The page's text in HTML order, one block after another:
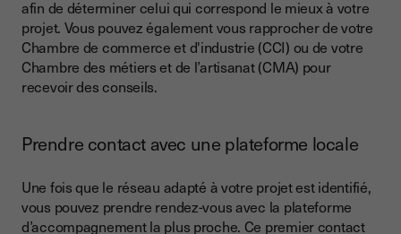
afin de déterminer celui qui correspond le mieux à votre
projet. Vous pouvez également vous rapprocher de votre
Chambre de commerce et d'industrie (CCI) ou de votre
Chambre des métiers et de l’artisanat (CMA) pour
recevoir des conseils.
Prendre contact avec une plateforme locale
Une fois que le réseau adapté à votre projet est identifié,
vous pouvez prendre rendez-vous avec la plateforme
d’accompagnement la plus proche. Ce premier contact